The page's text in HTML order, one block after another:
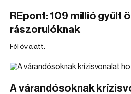
REpont: 109 millió gyűlt
rászorulóknak
Fél év alatt.
A várandósoknak